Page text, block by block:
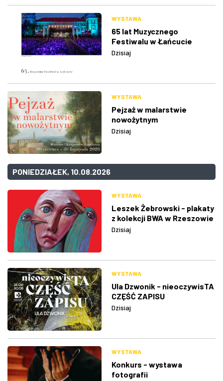
WYSTAWA
65 lat Muzycznego
Festiwalu w Łańcucie
Dzisiaj
WYSTAWA
Pejzaż w malarstwie
nowożytnym
Dzisiaj
PONIEDZIAŁEK, 10.08.2026
WYSTAWA
Leszek Żebrowski - plakaty
z kolekcji BWA w Rzeszowie
Dzisiaj
WYSTAWA
Ula Dzwonik - nieoczywisTA
CZĘŚĆ ZAPISU
Dzisiaj
WYSTAWA
Konkurs - wystawa
fotografii